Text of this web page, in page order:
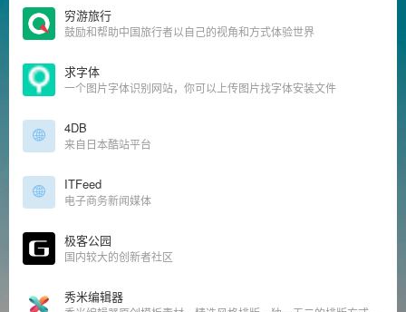
穷游旅行
鼓励和帮助中国旅行者以自己的视角和方式体验世界
求字体
一个图片字体识别网站，你可以上传图片找字体安装文件
4DB
来自日本酷站平台
ITFeed
电子商务新闻媒体
极客公园
国内较大的创新者社区
秀米编辑器